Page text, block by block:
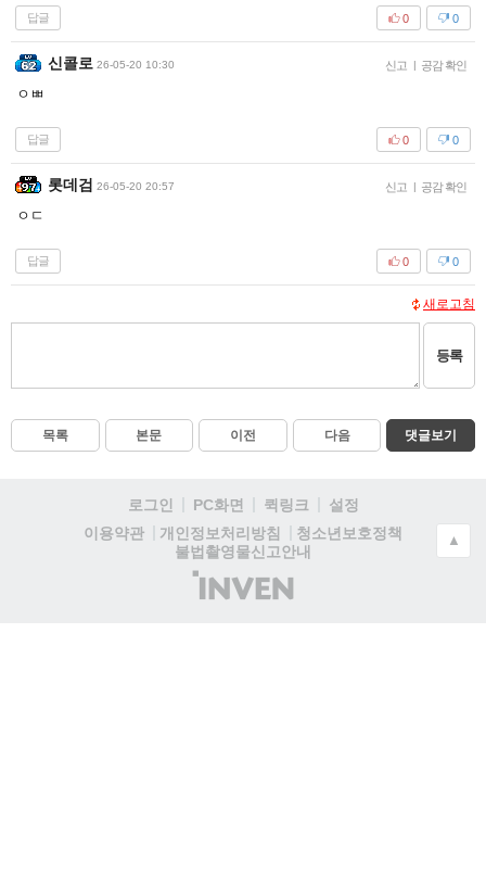
답글 0
0
신콜로 26-05-20 10:30 신고 | 공감 확인
ㅇㅃ
답글 0
0
롯데검 26-05-20 20:57 신고 | 공감 확인
ㅇㄷ
답글 0
0
새로고침
등록
목록 본문 이전 다음 댓글보기
로그인 PC화면 퀵링크
설정
이용약관
개인정보처리방침
청소년보호정책
불법촬영물신고안내
(주)
인
▲